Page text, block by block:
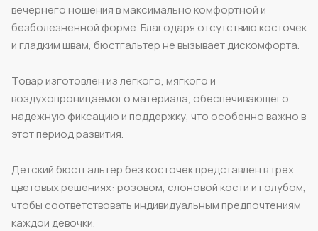
вечернего ношения в максимально комфортной и
безболезненной форме. Благодаря отсутствию косточек
и гладким швам, бюстгальтер не вызывает дискомфорта.
Товар изготовлен из легкого, мягкого и
воздухопроницаемого материала, обеспечивающего
надежную фиксацию и поддержку, что особенно важно в
этот период развития.
Детский бюстгальтер без косточек представлен в трех
цветовых решениях: розовом, слоновой кости и голубом,
чтобы соответствовать индивидуальным предпочтениям
каждой девочки.